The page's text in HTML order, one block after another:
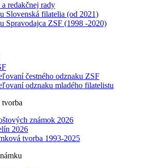
a redakčnej rady
Slovenská filatelia (od 2021)
Spravodajca ZSF (1998 -2020)
čestného odznaku ZSF
odznaku mladého filatelistu
tvorba
známok 2026
2026
tvorba 1993-2025